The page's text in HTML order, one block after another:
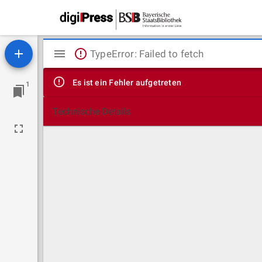
1
Mirador
Viewer
TypeError: Failed to fetch
Es ist ein Fehler aufgetreten
Technische Details